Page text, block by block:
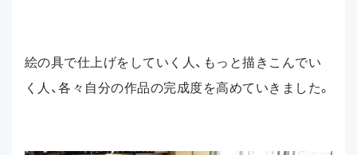
絵の具で仕上げをしていく人、もっと描きこんでい
く人、各々自分の作品の完成度を高めていきました。